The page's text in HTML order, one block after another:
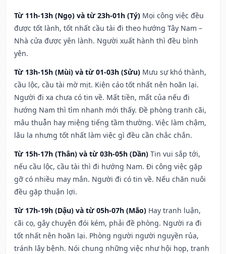
Từ 11h-13h (Ngọ) và từ 23h-01h (Tý) Mọi công việc đều
được tốt lành, tốt nhất cầu tài đi theo hướng Tây Nam –
Nhà cửa được yên lành. Người xuất hành thì đều bình
yên.
Từ 13h-15h (Mùi) và từ 01-03h (Sửu) Mưu sự khó thành,
cầu lộc, cầu tài mờ mịt. Kiện cáo tốt nhất nên hoãn lại.
Người đi xa chưa có tin về. Mất tiền, mất của nếu đi
hướng Nam thì tìm nhanh mới thấy. Đề phòng tranh cãi,
mâu thuẫn hay miệng tiếng tầm thường. Việc làm chậm,
lâu la nhưng tốt nhất làm việc gì đều cần chắc chắn.
Từ 15h-17h (Thân) và từ 03h-05h (Dần) Tin vui sắp tới,
nếu cầu lộc, cầu tài thì đi hướng Nam. Đi công việc gặp
gỡ có nhiều may mắn. Người đi có tin về. Nếu chăn nuôi
đều gặp thuận lợi.
Từ 17h-19h (Dậu) và từ 05h-07h (Mão) Hay tranh luận,
cãi cọ, gây chuyện đói kém, phải đề phòng. Người ra đi
tốt nhất nên hoãn lại. Phòng người người nguyền rủa,
tránh lây bệnh. Nói chung những việc như hội họp, tranh